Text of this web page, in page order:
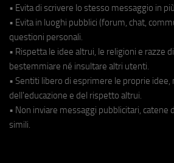
• Evita di scrivere lo stesso messaggio in
• Evita in luoghi pubblici (forum, chat,
questioni personali.
• Rispetta le idee altrui, le religioni e razze
bestemmiare né insultare altri utenti.
• Sentiti libero di esprimere le proprie idee,
dell'educazione e del rispetto altrui.
• Non inviare messaggi pubblicitari, catene
simili.